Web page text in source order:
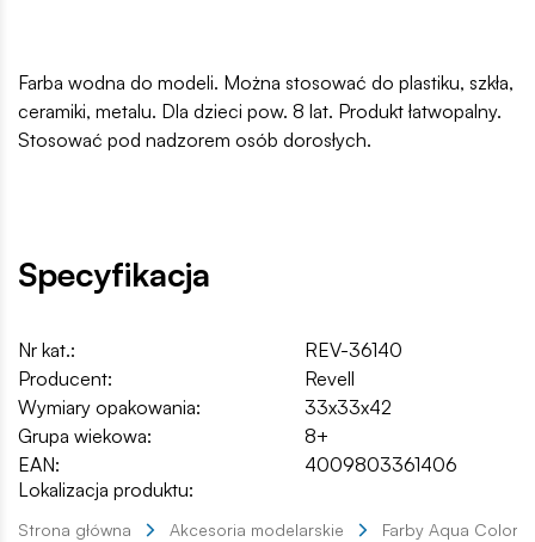
Farba wodna do modeli. Można stosować do plastiku, szkła,
ceramiki, metalu. Dla dzieci pow. 8 lat. Produkt łatwopalny.
Stosować pod nadzorem osób dorosłych.
Specyfikacja
Nr kat.:
REV-36140
Producent:
Revell
Wymiary opakowania:
33x33x42
Grupa wiekowa:
8+
EAN:
4009803361406
Lokalizacja produktu:
Strona główna Akcesoria modelarskie Farby Aqua Color